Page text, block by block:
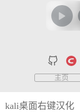
主页
kali桌面右键汉化